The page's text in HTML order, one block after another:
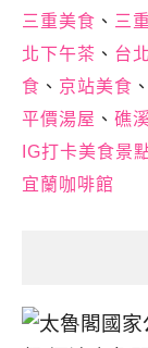
三重美食 、 三
北下午茶 、 台
食 、 京站美食 、
平價湯屋 、 礁
IG打卡美食景
宜蘭咖啡館